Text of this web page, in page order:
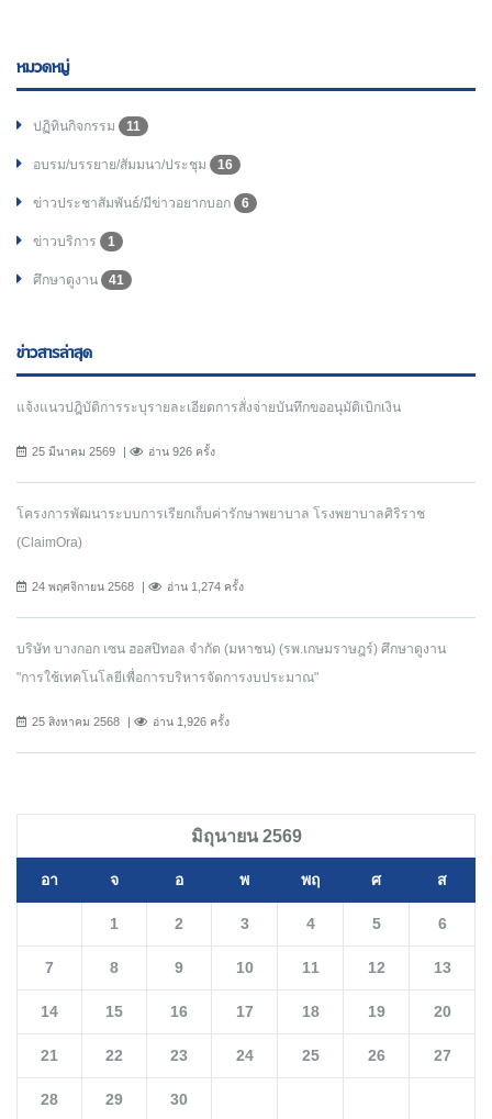
หมวดหมู่
ปฏิทินกิจกรรม 11
อบรม/บรรยาย/สัมมนา/ประชุม 16
ข่าวประชาสัมพันธ์/มีข่าวอยากบอก 6
ข่าวบริการ 1
ศึกษาดูงาน 41
ข่าวสารล่าสุด
แจ้งแนวปฎิบัติการระบุรายละเอียดการสั่งจ่ายบันทึกขออนุมัติเบิกเงิน
25 มีนาคม 2569 อ่าน 926 ครั้ง
โครงการพัฒนาระบบการเรียกเก็บค่ารักษาพยาบาล โรงพยาบาลศิริราช
(ClaimOra)
24 พฤศจิกายน 2568 อ่าน 1,274 ครั้ง
บริษัท บางกอก เซน ฮอสปิทอล จำกัด (มหาชน) (รพ.เกษมราษฎร์) ศึกษาดูงาน
"การใช้เทคโนโลยีเพื่อการบริหารจัดการงบประมาณ"
25 สิงหาคม 2568 อ่าน 1,926 ครั้ง
มิถุนายน 2569
อา จ อ พ พฤ ศ ส
1 2 3 4 5 6
7 8 9 10 11 12 13
14 15 16 17 18 19 20
21 22 23 24 25 26 27
28 29 30